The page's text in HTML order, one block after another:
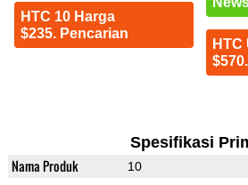
HTC 10 Harga
$235. Pencarian
HTC
Spesifikasi
Nama Produk 10